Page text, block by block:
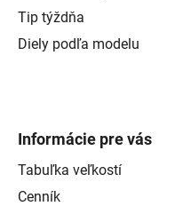
Tip týždňa
Diely podľa modelu
Informácie pre vás
Tabuľka veľkostí
Cenník